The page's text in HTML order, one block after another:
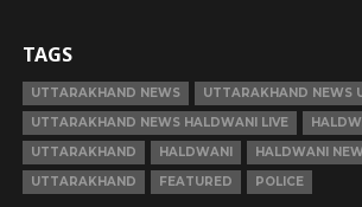
TAGS
UTTARAKHAND NEWS
UTTARAKHAND NEWS
UTTARAKHAND NEWS HALDWANI LIVE
UTTARAKHAND
HALDWANI
HALDWANI
UTTARAKHAND
FEATURED POLICE